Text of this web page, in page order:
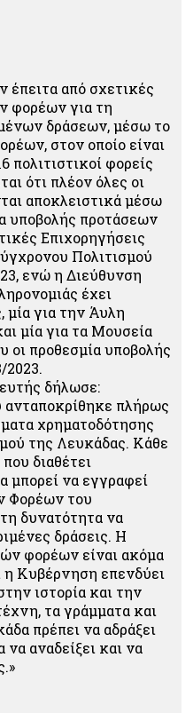
έπειτα από σχετικές
φορέων για τη
δράσεων, μέσω το
στον οποίο είναι
πολιτιστικοί φορείς
ότι πλέον όλες οι
αποκλειστικά μέσω
υποβολής προτάσεων
Επιχορηγήσεις
Πολιτισμού
ενώ η Διεύθυνση
έχει
μία για την Άυλη
μία για τα Μουσεία
οι προθεσμία υποβολής
2023.
δήλωσε:
ανταποκρίθηκε πλήρως
χρηματοδότησης
της Λευκάδας. Κάθε
διαθέτει
μπορεί να εγγραφεί
Φορέων του
δυνατότητα να
δράσεις. Η
φορέων είναι ακόμα
η Κυβέρνηση επενδύει
ιστορία και την
τα γράμματα και
πρέπει να αδράξει
να αναδείξει και να